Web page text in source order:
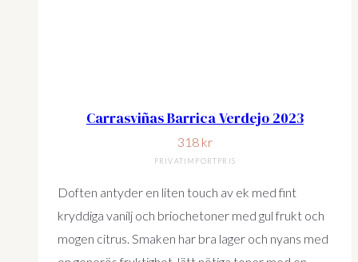
Carrasviñas Barrica Verdejo 2023
318 kr
PRIVATIMPORTPRIS
Doften antyder en liten touch av ek med fint
kryddiga vanilj och briochetoner med gul frukt och
mogen citrus. Smaken har bra lager och nyans med